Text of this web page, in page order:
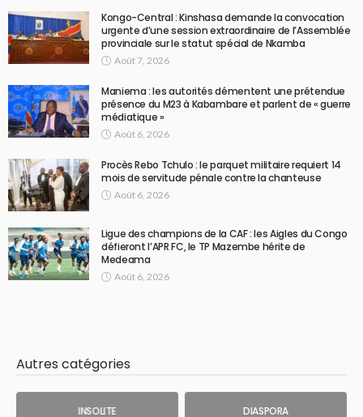
Kongo-Central : Kinshasa demande la convocation
urgente d’une session extraordinaire de l’Assemblée
provinciale sur le statut spécial de Nkamba
Août 7, 2026
Maniema : les autorités démentent une prétendue
présence du M23 à Kabambare et parlent de « guerre
médiatique »
Août 6, 2026
Procès Rebo Tchulo : le parquet militaire requiert 14
mois de servitude pénale contre la chanteuse
Août 6, 2026
Ligue des champions de la CAF : les Aigles du Congo
défieront l’APR FC, le TP Mazembe hérite de
Medeama
Août 6, 2026
Autres catégories
INSOLITE DIASPORA